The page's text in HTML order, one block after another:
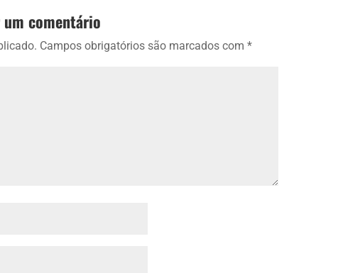
um comentário
Campos obrigatórios são marcados com *